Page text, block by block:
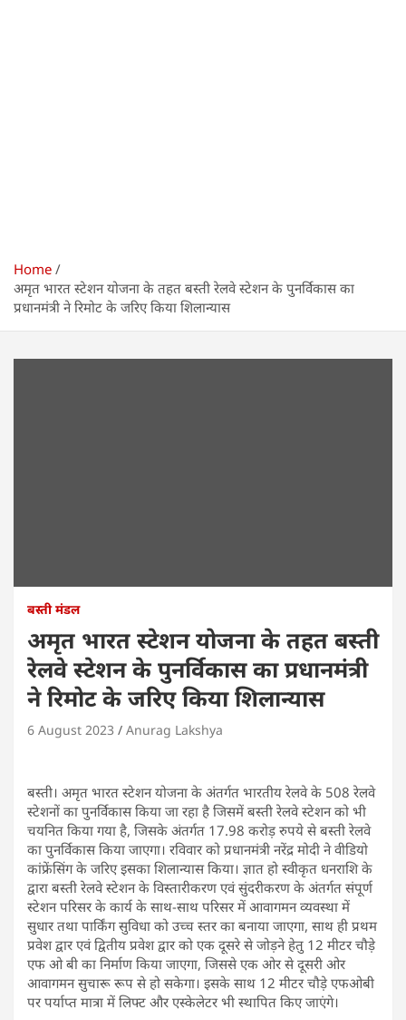
Home
अमृत भारत स्टेशन योजना के तहत बस्ती रेलवे स्टेशन के पुनर्विकास का
प्रधानमंत्री ने रिमोट के जरिए किया शिलान्यास
बस्ती मंडल
अमृत भारत स्टेशन योजना के तहत बस्ती
रेलवे स्टेशन के पुनर्विकास का प्रधानमंत्री
ने रिमोट के जरिए किया शिलान्यास
6 August 2023 Anurag Lakshya
बस्ती। अमृत भारत स्टेशन योजना के अंतर्गत भारतीय रेलवे के 508 रेलवे
स्टेशनों का पुनर्विकास किया जा रहा है जिसमें बस्ती रेलवे स्टेशन को भी
चयनित किया गया है, जिसके अंतर्गत 17.98 करोड़ रुपये से बस्ती रेलवे
का पुनर्विकास किया जाएगा। रविवार को प्रधानमंत्री नरेंद्र मोदी ने वीडियो
कांफ्रेंसिंग के जरिए इसका शिलान्यास किया। ज्ञात हो स्वीकृत धनराशि के
द्वारा बस्ती रेलवे स्टेशन के विस्तारीकरण एवं सुंदरीकरण के अंतर्गत संपूर्ण
स्टेशन परिसर के कार्य के साथ-साथ परिसर में आवागमन व्यवस्था में
सुधार तथा पार्किंग सुविधा को उच्च स्तर का बनाया जाएगा, साथ ही प्रथम
प्रवेश द्वार एवं द्वितीय प्रवेश द्वार को एक दूसरे से जोड़ने हेतु 12 मीटर चौड़े
एफ ओ बी का निर्माण किया जाएगा, जिससे एक ओर से दूसरी ओर
आवागमन सुचारू रूप से हो सकेगा। इसके साथ 12 मीटर चौड़े एफओबी
पर पर्याप्त मात्रा में लिफ्ट और एस्केलेटर भी स्थापित किए जाएंगे।